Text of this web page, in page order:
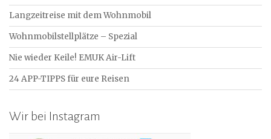
Langzeitreise mit dem Wohnmobil
Wohnmobilstellplätze – Spezial
Nie wieder Keile! EMUK Air-Lift
24 APP-TIPPS für eure Reisen
Wir bei Instagram